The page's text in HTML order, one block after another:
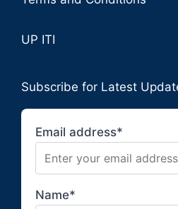
UP ITI
Subscribe for Latest
Email address*
Name*